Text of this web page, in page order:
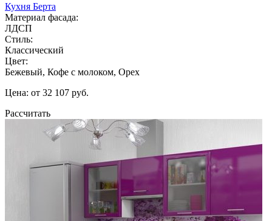
Кухня Берта
Материал фасада:
ЛДСП
Стиль:
Классический
Цвет:
Бежевый, Кофе с молоком, Орех
Цена: от 32 107 руб.
Рассчитать